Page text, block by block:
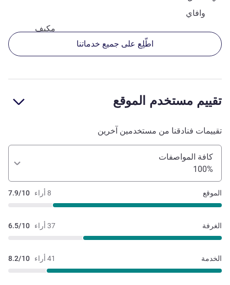
وافاي
مكيف
اطّلِع على جميع خدماتنا
تقييم مستخدم الموقع
تقييمات فنادقنا من مستخدمين آخرين
كافة المواصفات
100%
8 أراء 7.9/10 الموقع
37 أراء 6.5/10 الغرفة
41 أراء 8.2/10 الخدمة